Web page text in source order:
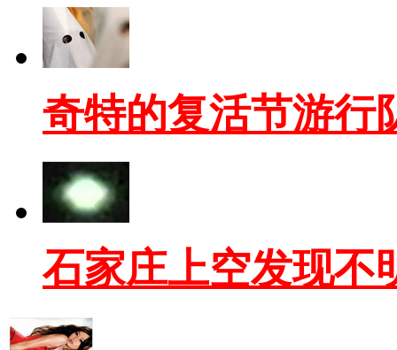
奇特的复活节游行
石家庄上空发现不